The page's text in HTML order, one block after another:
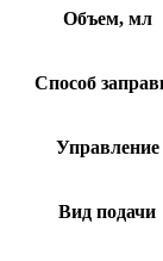
Объем, мл
Способ
Управление
Вид подачи